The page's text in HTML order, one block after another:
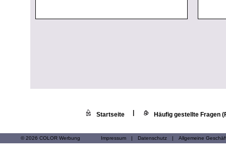
Startseite Häufig gestellte Fragen
© 2026 COLOR Werbung Impressum | Datenschutz | Allgemeine